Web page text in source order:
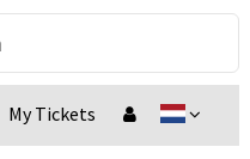
My Tickets